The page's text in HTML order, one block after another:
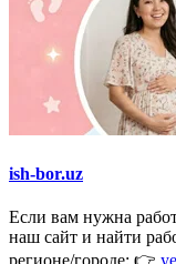
ish-bor.uz
Если вам нужна
наш сайт и найти
регионе/городе: 👉